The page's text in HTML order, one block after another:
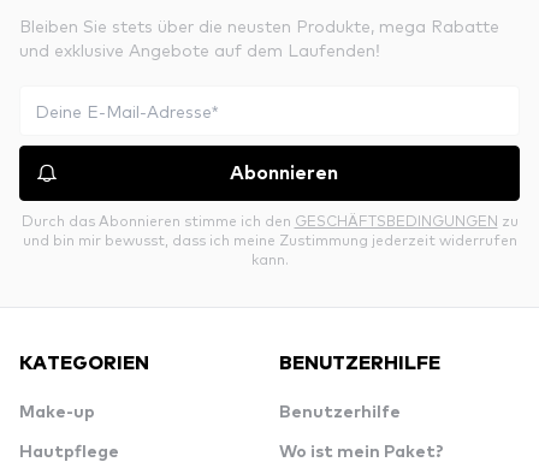
Bleiben Sie stets über die neusten Produkte, mega Rabatte
und exklusive Angebote auf dem Laufenden!
Abonnieren
Durch das Abonnieren stimme ich den GESCHÄFTSBEDINGUNGEN zu
und bin mir bewusst, dass ich meine Zustimmung jederzeit widerrufen
kann.
KATEGORIEN
Make-up
Hautpflege
BENUTZERHILFE
Benutzerhilfe
Wo ist mein Paket?